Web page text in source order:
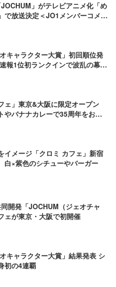
M S／T·F 著作（株）
サンリオ
」がテレビアニメ化「め
で放送決定＜JO1メンバーコメン
キャラクター大賞」初回順位発
報1位初ランクインで波乱の幕開
ェ」東京&大阪に限定オープン
やバナナカレーで35周年をお祝
イメージ「クロミ カフェ」新宿
×紫色のシチューやバーガー
開発「JOCHUM（ジェオチャ
ェが東京・大阪で初開催
キャラクター大賞」結果発表 シ
初の4連覇